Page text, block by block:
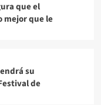
que el
mejor que le
su
de